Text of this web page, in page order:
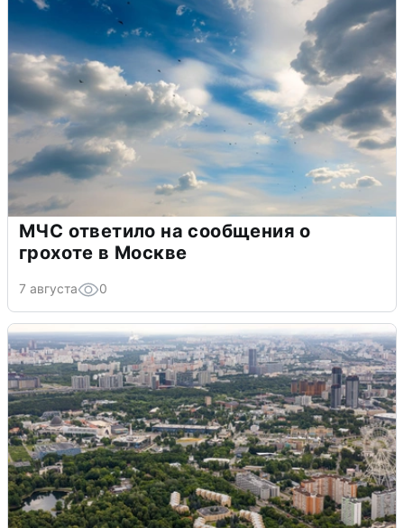
МЧС ответило на сообщения о
грохоте в Москве
7 августа 0